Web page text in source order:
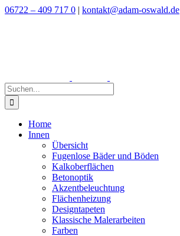
Zum
06722 – 409 717 0 | kontakt@adam-oswald.de
Suche
nach:
Home
Innen
Übersicht
Fugenlose Bäder und Böden
Kalkoberflächen
Betonoptik
Akzentbeleuchtung
Flächenheizung
Designtapeten
Klassische Malerarbeiten
Farben